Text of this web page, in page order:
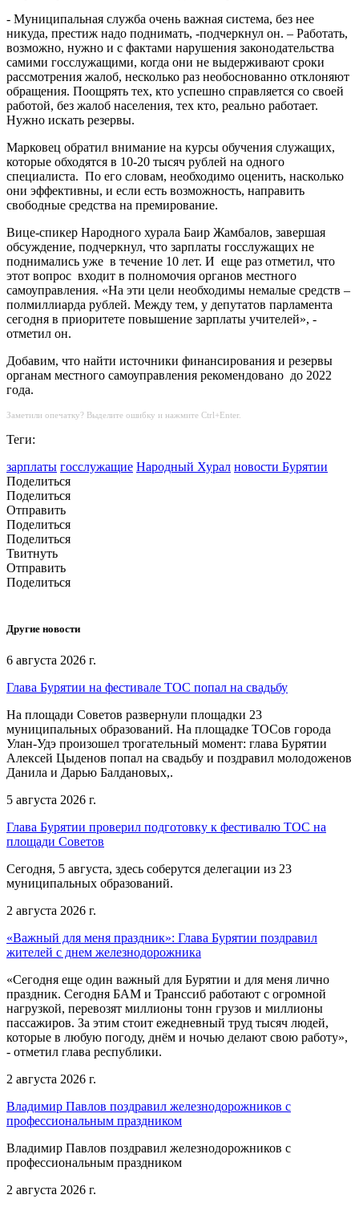
- Муниципальная служба очень важная система, без нее
никуда, престиж надо поднимать, -подчеркнул он. – Работать,
возможно, нужно и с фактами нарушения законодательства
самими госслужащими, когда они не выдерживают сроки
рассмотрения жалоб, несколько раз необоснованно отклоняют
обращения. Поощрять тех, кто успешно справляется со своей
работой, без жалоб населения, тех кто, реально работает.
Нужно искать резервы.
Марковец обратил внимание на курсы обучения служащих,
которые обходятся в 10-20 тысяч рублей на одного
специалиста. По его словам, необходимо оценить, насколько
они эффективны, и если есть возможность, направить
свободные средства на премирование.
Вице-спикер Народного хурала Баир Жамбалов, завершая
обсуждение, подчеркнул, что зарплаты госслужащих не
поднимались уже в течение 10 лет. И еще раз отметил, что
этот вопрос входит в полномочия органов местного
самоуправления. «На эти цели необходимы немалые средств –
полмиллиарда рублей. Между тем, у депутатов парламента
сегодня в приоритете повышение зарплаты учителей», -
отметил он.
Добавим, что найти источники финансирования и резервы
органам местного самоуправления рекомендовано до 2022
года.
Заметили опечатку? Выделите ошибку и нажмите Ctrl+Enter.
Теги:
зарплаты госслужащие Народный Хурал новости Бурятии
Поделиться
Поделиться
Отправить
Поделиться
Поделиться
Твитнуть
Отправить
Поделиться
Другие новости
6 августа 2026 г.
Глава Бурятии на фестивале ТОС попал на свадьбу
На площади Советов развернули площадки 23
муниципальных образований. На площадке ТОСов города
Улан-Удэ произошел трогательный момент: глава Бурятии
Алексей Цыденов попал на свадьбу и поздравил молодоженов
Данила и Дарью Балдановых,.
5 августа 2026 г.
Глава Бурятии проверил подготовку к фестивалю ТОС на
площади Советов
Сегодня, 5 августа, здесь соберутся делегации из 23
муниципальных образований.
2 августа 2026 г.
«Важный для меня праздник»: Глава Бурятии поздравил
жителей с днем железнодорожника
«Сегодня еще один важный для Бурятии и для меня лично
праздник. Сегодня БАМ и Транссиб работают с огромной
нагрузкой, перевозят миллионы тонн грузов и миллионы
пассажиров. За этим стоит ежедневный труд тысяч людей,
которые в любую погоду, днём и ночью делают свою работу»,
- отметил глава республики.
2 августа 2026 г.
Владимир Павлов поздравил железнодорожников с
профессиональным праздником
Владимир Павлов поздравил железнодорожников с
профессиональным праздником
2 августа 2026 г.